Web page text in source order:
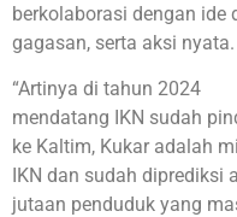
berkolaborasi dengan ide
gagasan, serta aksi nyata.
“Artinya di tahun 2024
mendatang IKN sudah
ke Kaltim, Kukar adalah
IKN dan sudah diprediksi
jutaan penduduk yang